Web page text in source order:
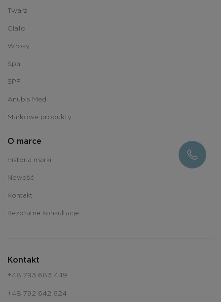
Twarz
Ciało
Włosy
Spa
SPF
Anubis Med
Markowe produkty
O marce
Historia marki
Nowość
Kontakt
Bezpłatne konsultacje
Kontakt
+48 793 683 449
+48 792 642 624